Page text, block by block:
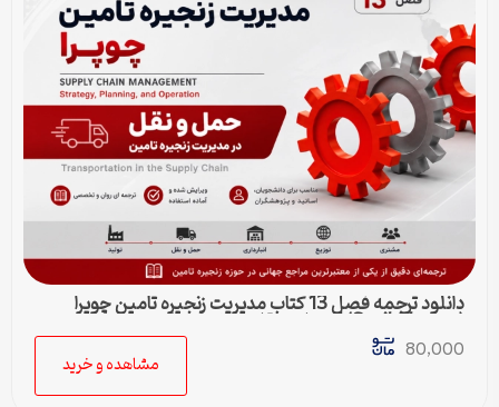
دانلود ترجمه فصل 13 کتاب مدیریت زنجیره تامین چوپرا
(Sunil Chopra) | حمل و نقل در زنجیره تامین
80,000
مشاهده و خرید